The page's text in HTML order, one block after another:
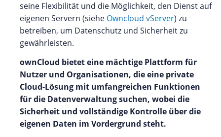
seine Flexibilität und die Möglichkeit, den Dienst auf
eigenen Servern (siehe Owncloud vServer) zu
betreiben, um Datenschutz und Sicherheit zu
gewährleisten.
ownCloud bietet eine mächtige Plattform für
Nutzer und Organisationen, die eine private
Cloud-Lösung mit umfangreichen Funktionen
für die Datenverwaltung suchen, wobei die
Sicherheit und vollständige Kontrolle über die
eigenen Daten im Vordergrund steht.